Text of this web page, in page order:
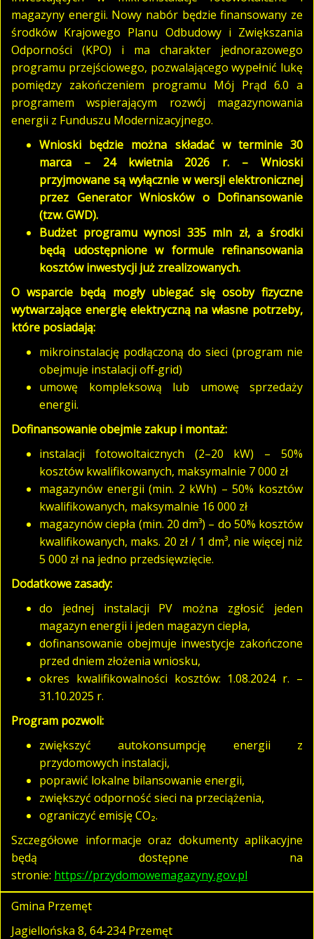
magazyny energii. Nowy nabór będzie finansowany ze
środków Krajowego Planu Odbudowy i Zwiększania
Odporności (KPO) i ma charakter jednorazowego
programu przejściowego, pozwalającego wypełnić lukę
pomiędzy zakończeniem programu Mój Prąd 6.0 a
programem wspierającym rozwój magazynowania
energii z Funduszu Modernizacyjnego.
Wnioski będzie można składać w terminie 30
marca – 24 kwietnia 2026 r. – Wnioski
przyjmowane są wyłącznie w wersji elektronicznej
przez Generator Wniosków o Dofinansowanie
(tzw. GWD).
Budżet programu wynosi 335 mln zł, a środki
będą udostępnione w formule refinansowania
kosztów inwestycji już zrealizowanych.
O wsparcie będą mogły ubiegać się osoby fizyczne
wytwarzające energię elektryczną na własne potrzeby,
które posiadają:
mikroinstalację podłączoną do sieci (program nie
obejmuje instalacji off‑grid)
umowę kompleksową lub umowę sprzedaży
energii.
Dofinansowanie obejmie zakup i montaż:
instalacji fotowoltaicznych (2–20 kW) – 50%
kosztów kwalifikowanych, maksymalnie 7 000 zł
magazynów energii (min. 2 kWh) – 50% kosztów
kwalifikowanych, maksymalnie 16 000 zł
magazynów ciepła (min. 20 dm³) – do 50% kosztów
kwalifikowanych, maks. 20 zł / 1 dm³, nie więcej niż
5 000 zł na jedno przedsięwzięcie.
Dodatkowe zasady:
do jednej instalacji PV można zgłosić jeden
magazyn energii i jeden magazyn ciepła,
dofinansowanie obejmuje inwestycje zakończone
przed dniem złożenia wniosku,
okres kwalifikowalności kosztów: 1.08.2024 r. –
31.10.2025 r.
Program pozwoli:
zwiększyć autokonsumpcję energii z
przydomowych instalacji,
poprawić lokalne bilansowanie energii,
zwiększyć odporność sieci na przeciążenia,
ograniczyć emisję CO₂.
Szczegółowe informacje oraz dokumenty aplikacyjne
będą dostępne na
stronie: https://przydomowemagazyny.gov.pl
Gmina Przemęt
Jagiellońska 8, 64-234 Przemęt